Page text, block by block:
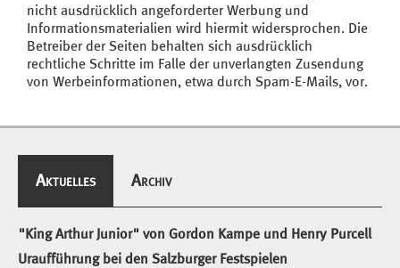
nicht ausdrücklich angeforderter Werbung und
Informationsmaterialien wird hiermit widersprochen. Die
Betreiber der Seiten behalten sich ausdrücklich
rechtliche Schritte im Falle der unverlangten Zusendung
von Werbeinformationen, etwa durch Spam-E-Mails, vor.
AktuellesAktuelles Archiv
"King Arthur Junior" von Gordon Kampe und Henry Purcell
Uraufführung bei den Salzburger Festspielen